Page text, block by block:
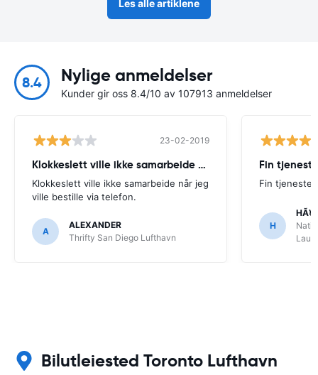
Les alle artiklene
8.4 Nylige anmeldelser
Kunder gir oss 8.4/10 av 107913 anmeldelser
23-02-2019
Klokkeslett ville ikke samarbeide når
Klokkeslett ville ikke samarbeide når jeg
ville bestille via telefon.
A
ALEXANDER
Thrifty San Diego Lufthavn
Fin
Fin tjeneste
H
Bilutleiested Toronto Lufthavn